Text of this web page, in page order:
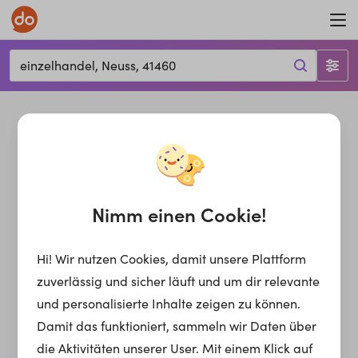
einzelhandel, Neuss, 41460
Nimm einen Cookie!
Hi! Wir nutzen Cookies, damit unsere Plattform
zuverlässig und sicher läuft und um dir relevante
und personalisierte Inhalte zeigen zu können.
Damit das funktioniert, sammeln wir Daten über
die Aktivitäten unserer User. Mit einem Klick auf